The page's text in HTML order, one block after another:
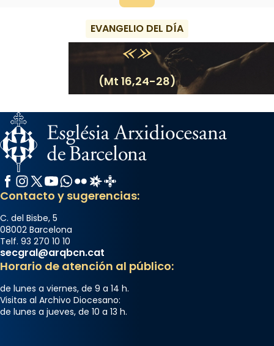
EVANGELIO DEL DÍA
(Mt 16,24-28)
Facebook
Instagram
X / Twitter
YouTube
WhatsApp
FlickrRadio Estel
Catalunya Cristiana
Contacto y sugerencias:
C. del Bisbe, 5
08002 Barcelona
Telf. 93 270 10 10
secgral@arqbcn.cat
Horario de atención al público:
de lunes a viernes, de 9 a 14 h.
Visitas al Archivo Diocesano:
de lunes a jueves, de 10 a 13 h.